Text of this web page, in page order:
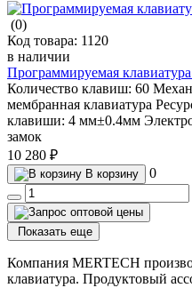
(0)
Код товара: 1120
в наличии
Программируемая
Количество клавиш: 60
мембранная клавиатура
клавиши: 4 мм±0.4мм
замок
10 280 ₽
В корзину 0
Показать еще
Компания MERTECH
клавиатура. Продуктовый